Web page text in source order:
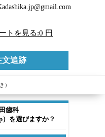
トを見る:0 円
文追跡
）
歯科
）を選びますか？